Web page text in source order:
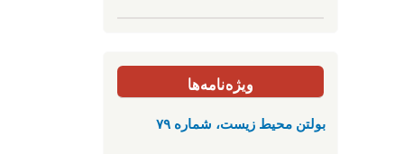
ویژه‌نامه‌ها
بولتن محیط زیست، شماره ۷۹